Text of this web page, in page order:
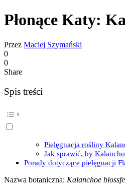
Płonące Katy:
Przez Maciej Szymański
0
0
Share
Spis treści
Pielęgnacja rośliny
Jak sprawić, by
Porady dotyczące pielęgnacji
Nazwa botaniczna: Kalanchoe